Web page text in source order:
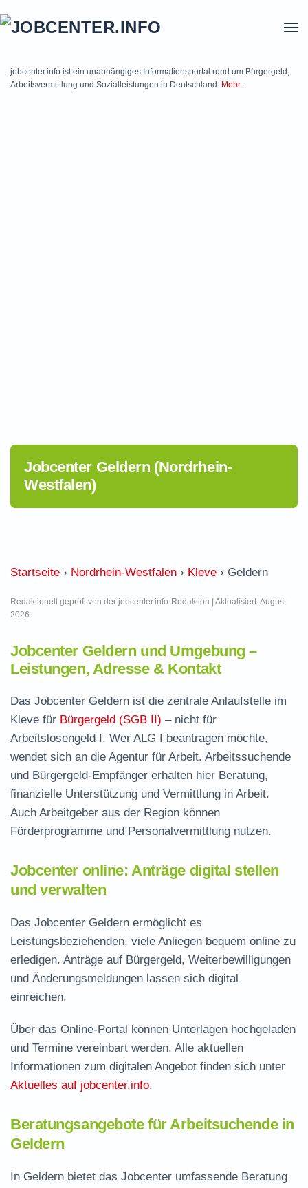
jobcenter.info ist ein unabhängiges Informationsportal rund um Bürgergeld,
Arbeitsvermittlung und Sozialleistungen in Deutschland. Mehr...
Jobcenter Geldern (Nordrhein-
Westfalen)
Startseite › Nordrhein-Westfalen › Kleve › Geldern
Redaktionell geprüft von der jobcenter.info-Redaktion | Aktualisiert: August
2026
Jobcenter Geldern und Umgebung –
Leistungen, Adresse & Kontakt
Das Jobcenter Geldern ist die zentrale Anlaufstelle im
Kleve für Bürgergeld (SGB II) – nicht für
Arbeitslosengeld I. Wer ALG I beantragen möchte,
wendet sich an die Agentur für Arbeit. Arbeitssuchende
und Bürgergeld-Empfänger erhalten hier Beratung,
finanzielle Unterstützung und Vermittlung in Arbeit.
Auch Arbeitgeber aus der Region können
Förderprogramme und Personalvermittlung nutzen.
Jobcenter online: Anträge digital stellen
und verwalten
Das Jobcenter Geldern ermöglicht es
Leistungsbeziehenden, viele Anliegen bequem online zu
erledigen. Anträge auf Bürgergeld, Weiterbewilligungen
und Änderungsmeldungen lassen sich digital
einreichen.
Über das Online-Portal können Unterlagen hochgeladen
und Termine vereinbart werden. Alle aktuellen
Informationen zum digitalen Angebot finden sich unter
Aktuelles auf jobcenter.info.
Beratungsangebote für Arbeitsuchende in
Geldern
In Geldern bietet das Jobcenter umfassende Beratung